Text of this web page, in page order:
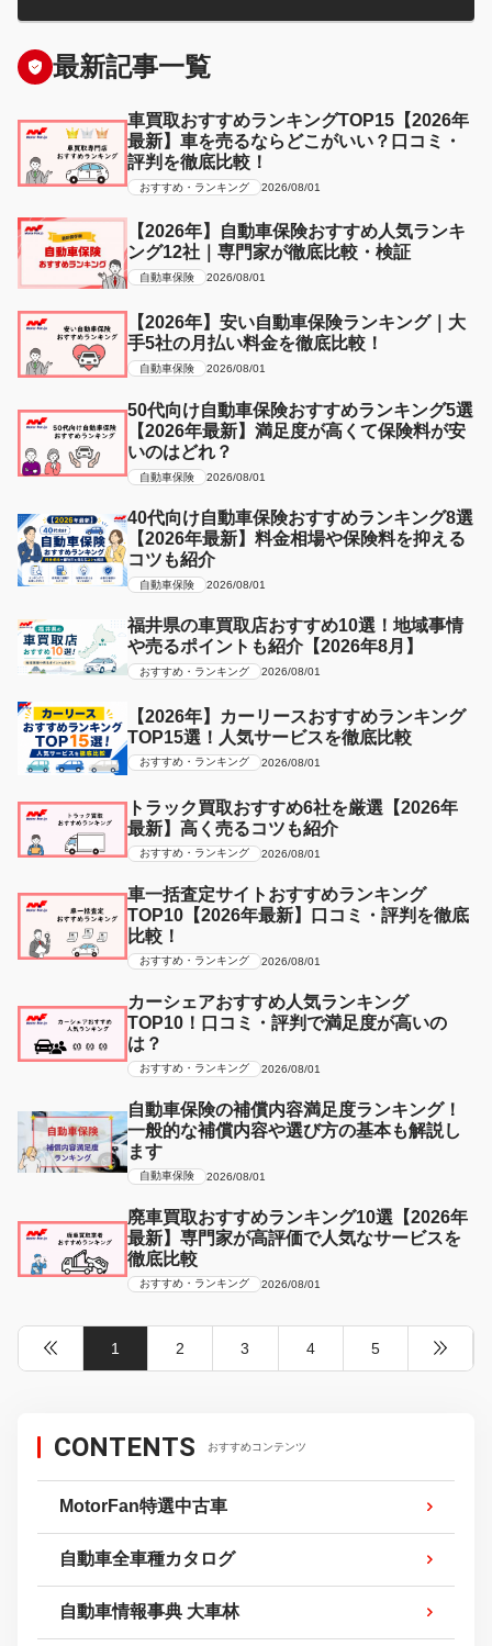
最新記事一覧
車買取おすすめランキングTOP15【2026年
最新】車を売るならどこがいい？口コミ・
評判を徹底比較！
おすすめ・ランキング 2026/08/01
【2026年】自動車保険おすすめ人気ランキ
ング12社｜専門家が徹底比較・検証
自動車保険 2026/08/01
【2026年】安い自動車保険ランキング｜大
手5社の月払い料金を徹底比較！
自動車保険 2026/08/01
50代向け自動車保険おすすめランキング5選
【2026年最新】満足度が高くて保険料が安
いのはどれ？
自動車保険 2026/08/01
40代向け自動車保険おすすめランキング8選
【2026年最新】料金相場や保険料を抑える
コツも紹介
自動車保険 2026/08/01
福井県の車買取店おすすめ10選！地域事情
や売るポイントも紹介【2026年8月】
おすすめ・ランキング 2026/08/01
【2026年】カーリースおすすめランキング
TOP15選！人気サービスを徹底比較
おすすめ・ランキング 2026/08/01
トラック買取おすすめ6社を厳選【2026年
最新】高く売るコツも紹介
おすすめ・ランキング 2026/08/01
車一括査定サイトおすすめランキング
TOP10【2026年最新】口コミ・評判を徹底
比較！
おすすめ・ランキング 2026/08/01
カーシェアおすすめ人気ランキング
TOP10！口コミ・評判で満足度が高いの
は？
おすすめ・ランキング 2026/08/01
自動車保険の補償内容満足度ランキング！
一般的な補償内容や選び方の基本も解説し
ます
自動車保険 2026/08/01
廃車買取おすすめランキング10選【2026年
最新】専門家が高評価で人気なサービスを
徹底比較
おすすめ・ランキング 2026/08/01
1 2 3 4 5
CONTENTS おすすめコンテンツ
MotorFan特選中古車
自動車全車種カタログ
自動車情報事典 大車林